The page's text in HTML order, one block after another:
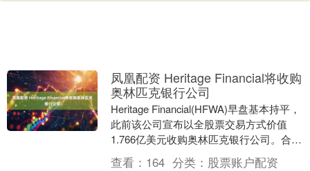
凤凰配资 Heritage Financial将收购
奥林匹克银行公司
Heritage Financial(HFWA)早盘基本持平，
此前该公司宣布以全股票交易方式价值
1.766亿美元收购奥林匹克银行公司。合并
后将提升Heritag....
查看： 164 分类： 股票账户配资